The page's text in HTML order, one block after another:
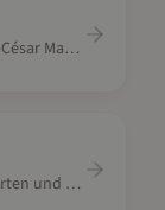
Vulkanlandschaft und Kunst von César Manrique
Grüne Kanarieninsel mit Sternwarten und Vulkanlandschaft